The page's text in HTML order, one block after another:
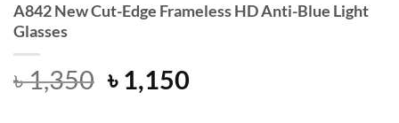
A842 New Cut-Edge Frameless HD Anti-Blue Light
Glasses
৳1,350 Original
price
৳ 1,150Current